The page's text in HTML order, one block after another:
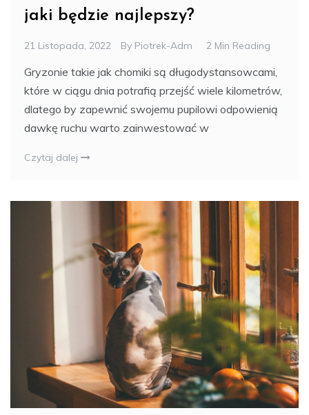
jaki będzie najlepszy?
21 Listopada, 2022 By Piotrek-Adm 2 Min Reading
Gryzonie takie jak chomiki są długodystansowcami,
które w ciągu dnia potrafią przejść wiele kilometrów,
dlatego by zapewnić swojemu pupilowi odpowienią
dawkę ruchu warto zainwestować w
Czytaj dalej